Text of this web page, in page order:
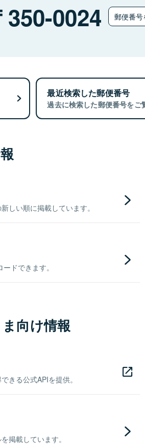
350-0024 郵便番号
最近検索した郵便番号
過去に検索した郵便番号をご
しい順に掲載しています。
ドできます。
向け情報
きる公式APIを提供。
掲載しています。